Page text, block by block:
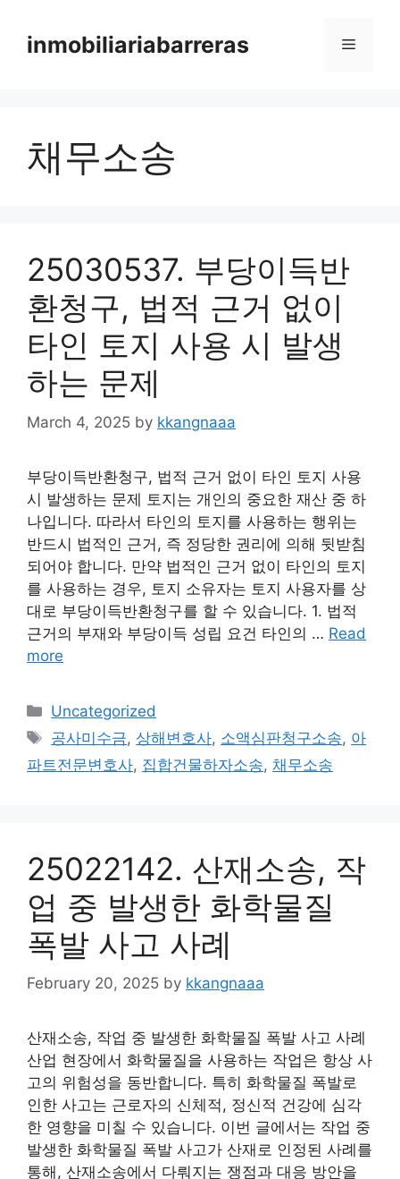
contentinmobiliariabarreras Menu
채무소송
25030537. 부당이득반
환청구, 법적 근거 없이
타인 토지 사용 시 발생
하는 문제
March 4, 2025 by kkangnaaa
부당이득반환청구, 법적 근거 없이 타인 토지 사용
시 발생하는 문제 토지는 개인의 중요한 재산 중 하
나입니다. 따라서 타인의 토지를 사용하는 행위는
반드시 법적인 근거, 즉 정당한 권리에 의해 뒷받침
되어야 합니다. 만약 법적인 근거 없이 타인의 토지
를 사용하는 경우, 토지 소유자는 토지 사용자를 상
대로 부당이득반환청구를 할 수 있습니다. 1. 법적
근거의 부재와 부당이득 성립 요건 타인의 … Read
more
Categories
Uncategorized
Tags
공사미수금, 상해변호사, 소액심판청구소송, 아
파트전문변호사, 집합건물하자소송, 채무소송
25022142. 산재소송, 작
업 중 발생한 화학물질
폭발 사고 사례
February 20, 2025 by kkangnaaa
산재소송, 작업 중 발생한 화학물질 폭발 사고 사례
산업 현장에서 화학물질을 사용하는 작업은 항상 사
고의 위험성을 동반합니다. 특히 화학물질 폭발로
인한 사고는 근로자의 신체적, 정신적 건강에 심각
한 영향을 미칠 수 있습니다. 이번 글에서는 작업 중
발생한 화학물질 폭발 사고가 산재로 인정된 사례를
통해, 산재소송에서 다뤄지는 쟁점과 대응 방안을